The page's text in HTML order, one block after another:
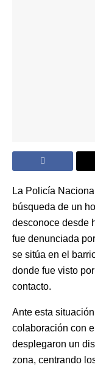
La Policía
búsqueda de un
desconoce desde
fue denunciada
se sitúa en el
donde fue visto
contacto.
Ante esta
colaboración con
desplegaron un
zona, centrando